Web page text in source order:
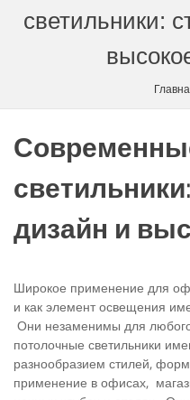
светильники:
дизайн и
Широкое применение для
и как элемент освещения
Они незаменимы для
потолочные светильники
разнообразием стилей,
применение в офисах,